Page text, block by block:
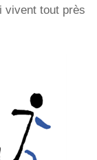
vivent tout près